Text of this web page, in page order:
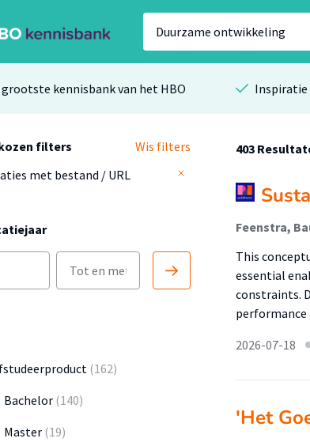
grootste kennisbank van het HBO Inspiratie
filters
Wis filters
met bestand / URL
(162)
Bachelor (140)
Master (19)
403
This
essential
constraints.
2026-07-18
'Het